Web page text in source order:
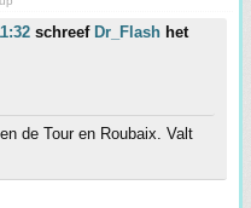
schreef Dr_Flash het
de Tour en Roubaix. Valt